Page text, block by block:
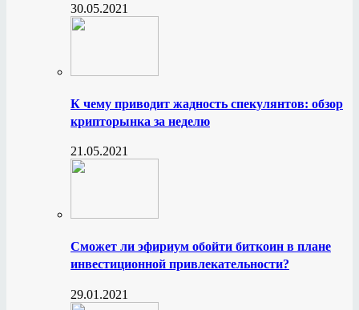
30.05.2021
К чему приводит жадность спекулянтов: обзор
крипторынка за неделю
21.05.2021
Сможет ли эфириум обойти биткоин в плане
инвестиционной привлекательности?
29.01.2021